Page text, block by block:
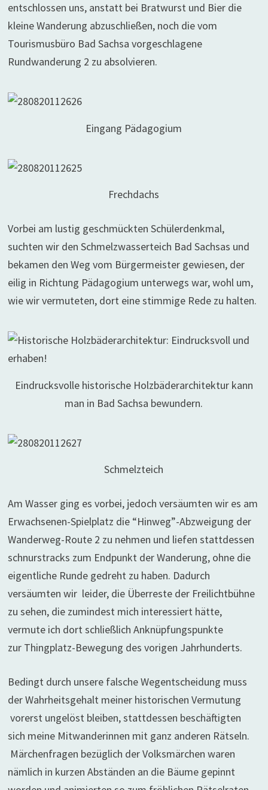
entschlossen uns, anstatt bei Bratwurst und Bier die
kleine Wanderung abzuschließen, noch die vom
Tourismusbüro Bad Sachsa vorgeschlagene
Rundwanderung 2 zu absolvieren.
Eingang Pädagogium
Frechdachs
Vorbei am lustig geschmückten Schülerdenkmal,
suchten wir den Schmelzwasserteich Bad Sachsas und
bekamen den Weg vom Bürgermeister gewiesen, der
eilig in Richtung Pädagogium unterwegs war, wohl um,
wie wir vermuteten, dort eine stimmige Rede zu halten.
Eindrucksvolle historische Holzbäderarchitektur kann
man in Bad Sachsa bewundern.
Schmelzteich
Am Wasser ging es vorbei, jedoch versäumten wir es am
Erwachsenen-Spielplatz die “Hinweg”-Abzweigung der
Wanderweg-Route 2 zu nehmen und liefen stattdessen
schnurstracks zum Endpunkt der Wanderung, ohne die
eigentliche Runde gedreht zu haben. Dadurch
versäumten wir leider, die Überreste der Freilichtbühne
zu sehen, die zumindest mich interessiert hätte,
vermute ich dort schließlich Anknüpfungspunkte
zur Thingplatz-Bewegung des vorigen Jahrhunderts.
Bedingt durch unsere falsche Wegentscheidung muss
der Wahrheitsgehalt meiner historischen Vermutung
vorerst ungelöst bleiben, stattdessen beschäftigten
sich meine Mitwanderinnen mit ganz anderen Rätseln.
Märchenfragen bezüglich der Volksmärchen waren
nämlich in kurzen Abständen an die Bäume gepinnt